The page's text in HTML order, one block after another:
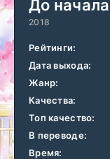
До
2018
Рейтинги:
Дата выхода:
Жанр:
Качества:
Топ качество:
В переводе:
Время: